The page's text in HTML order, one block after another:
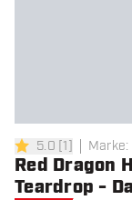
5 5.0 [1] Marke:
Red Dragon
Teardrop -